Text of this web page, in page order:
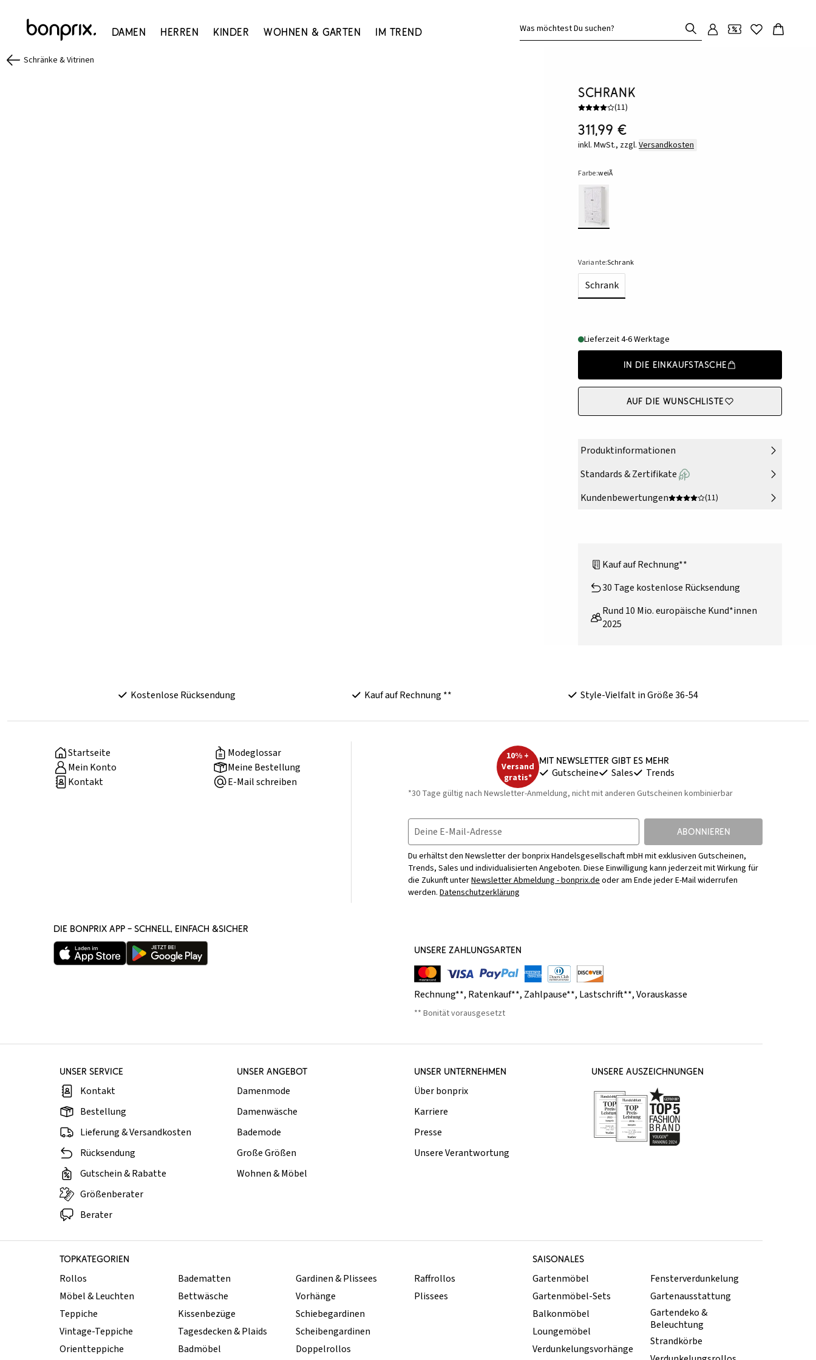
Damen Herren Kinder Wohnen & Garten Im Trend Was möchtest Du suchen?
Schränke & Vitrinen
Schrank
(11)
311,99 €
inkl. MwSt., zzgl. Versandkosten
Farbe:weiÃ
Variante:Schrank
Schrank
Lieferzeit 4-6 Werktage
In die Einkaufstasche
Auf die Wunschliste
Produktinformationen
Standards & Zertifikate
Kundenbewertungen
(11)
Kauf auf Rechnung**
30 Tage kostenlose Rücksendung
Rund 10 Mio. europäische Kund*innen
2025
Kostenlose Rücksendung Kauf auf Rechnung ** Style-Vielfalt in Größe 36-54
Startseite
Modeglossar
Mein Konto
Meine Bestellung
Kontakt
E-Mail schreiben
10% +
Versand
gratis*
Mit Newsletter gibt es mehr
Gutscheine Sales Trends
*30 Tage gültig nach Newsletter-Anmeldung, nicht mit anderen Gutscheinen kombinierbar
Deine E-Mail-Adresse ABONNIEREN
Du erhältst den Newsletter der bonprix Handelsgesellschaft mbH mit exklusiven Gutscheinen,
Trends, Sales und individualisierten Angeboten. Diese Einwilligung kann jederzeit mit Wirkung für
die Zukunft unterNewsletter Abmeldung - bonprix.deoder am Ende jeder E-Mail widerrufen
werden. Datenschutzerklärung
DIE BONPRIX APP – SCHNELL, EINFACH &SICHER
UNSERE ZAHLUNGSARTEN
Rechnung**, Ratenkauf**, Zahlpause**, Lastschrift**,Vorauskasse
** Bonität vorausgesetzt
UNSER SERVICE
Kontakt
Bestellung
Lieferung & Versandkosten
Rücksendung
Gutschein & Rabatte
Größenberater
Berater
UNSER ANGEBOT
Damenmode
Damenwäsche
Bademode
Große Größen
Wohnen & Möbel
UNSER UNTERNEHMEN
Über bonprix
Karriere
Presse
Unsere Verantwortung
UNSERE AUSZEICHNUNGEN
TOPKATEGORIEN SAISONALES
Rollos
Möbel & Leuchten
Teppiche
Vintage-Teppiche
Orientteppiche
Badematten
Bettwäsche
Kissenbezüge
Tagesdecken & Plaids
Badmöbel
Gardinen & Plissees
Vorhänge
Schiebegardinen
Scheibengardinen
Doppelrollos
Raffrollos
Plissees
Gartenmöbel
Gartenmöbel-Sets
Balkonmöbel
Loungemöbel
Verdunkelungsvorhänge
Fensterverdunkelung
Gartenausstattung
Gartendeko &
Beleuchtung
Strandkörbe